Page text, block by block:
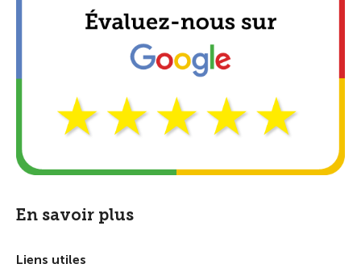
En savoir plus
Liens utiles